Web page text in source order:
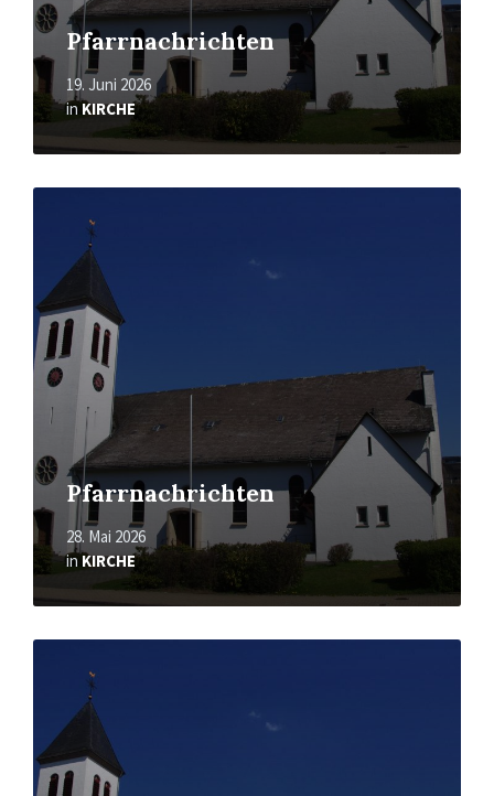
Pfarrnachrichten
19. Juni 2026
inKIRCHE
Pfarrnachrichten
28. Mai 2026
inKIRCHE
Mehr
erfahren
Mehr
erfahren